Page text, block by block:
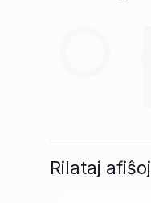
Rilataj afiŝoj